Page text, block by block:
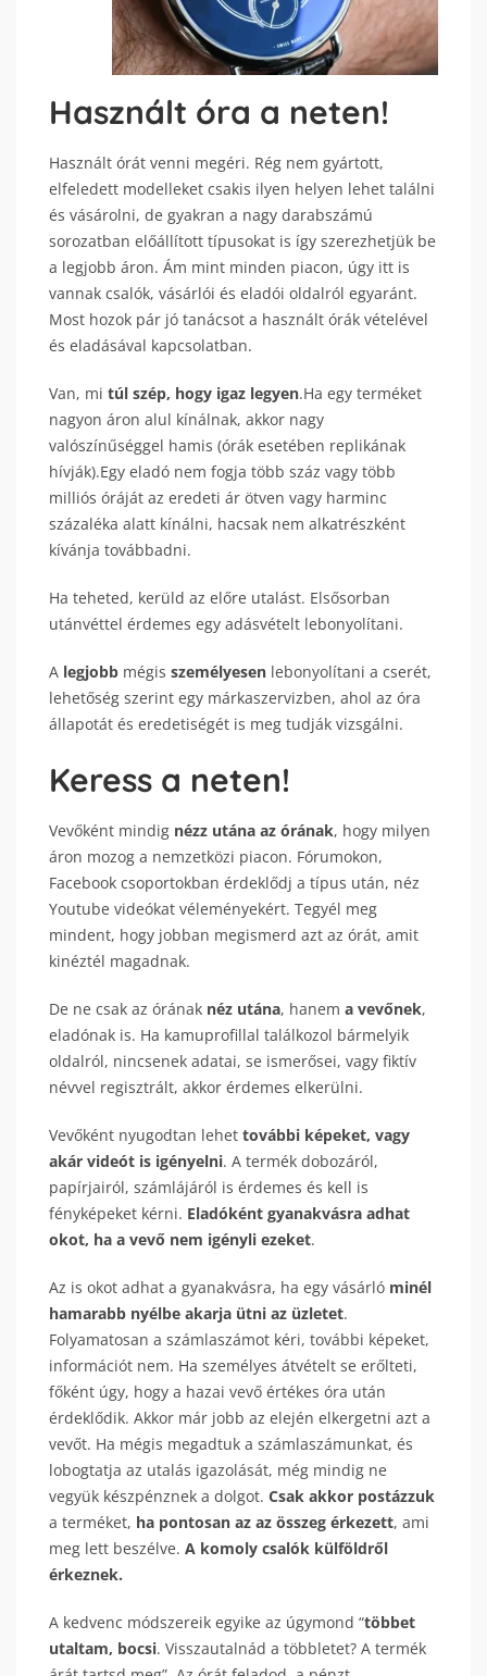
Használt óra a neten!
Használt órát venni megéri. Rég nem gyártott,
elfeledett modelleket csakis ilyen helyen lehet találni
és vásárolni, de gyakran a nagy darabszámú
sorozatban előállított típusokat is így szerezhetjük be
a legjobb áron. Ám mint minden piacon, úgy itt is
vannak csalók, vásárlói és eladói oldalról egyaránt.
Most hozok pár jó tanácsot a használt órák vételével
és eladásával kapcsolatban.
Van, mi túl szép, hogy igaz legyen.Ha egy terméket
nagyon áron alul kínálnak, akkor nagy
valószínűséggel hamis (órák esetében replikának
hívják).Egy eladó nem fogja több száz vagy több
milliós óráját az eredeti ár ötven vagy harminc
százaléka alatt kínálni, hacsak nem alkatrészként
kívánja továbbadni.
Ha teheted, kerüld az előre utalást. Elsősorban
utánvéttel érdemes egy adásvételt lebonyolítani.
A legjobb mégis személyesen lebonyolítani a cserét,
lehetőség szerint egy márkaszervizben, ahol az óra
állapotát és eredetiségét is meg tudják vizsgálni.
Keress a neten!
Vevőként mindig nézz utána az órának, hogy milyen
áron mozog a nemzetközi piacon. Fórumokon,
Facebook csoportokban érdeklődj a típus után, néz
Youtube videókat véleményekért. Tegyél meg
mindent, hogy jobban megismerd azt az órát, amit
kinéztél magadnak.
De ne csak az órának néz utána, hanem a vevőnek,
eladónak is. Ha kamuprofillal találkozol bármelyik
oldalról, nincsenek adatai, se ismerősei, vagy fiktív
névvel regisztrált, akkor érdemes elkerülni.
Vevőként nyugodtan lehet további képeket, vagy
akár videót is igényelni. A termék dobozáról,
papírjairól, számlájáról is érdemes és kell is
fényképeket kérni. Eladóként gyanakvásra adhat
okot, ha a vevő nem igényli ezeket.
Az is okot adhat a gyanakvásra, ha egy vásárló minél
hamarabb nyélbe akarja ütni az üzletet.
Folyamatosan a számlaszámot kéri, további képeket,
információt nem. Ha személyes átvételt se erőlteti,
főként úgy, hogy a hazai vevő értékes óra után
érdeklődik. Akkor már jobb az elején elkergetni azt a
vevőt. Ha mégis megadtuk a számlaszámunkat, és
lobogtatja az utalás igazolását, még mindig ne
vegyük készpénznek a dolgot. Csak akkor postázzuk
a terméket, ha pontosan az az összeg érkezett, ami
meg lett beszélve. A komoly csalók külföldről
érkeznek.
A kedvenc módszereik egyike az úgymond “többet
utaltam, bocsi. Visszautalnád a többletet? A termék